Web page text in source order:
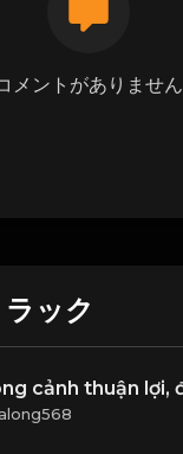
メントがありません
ック